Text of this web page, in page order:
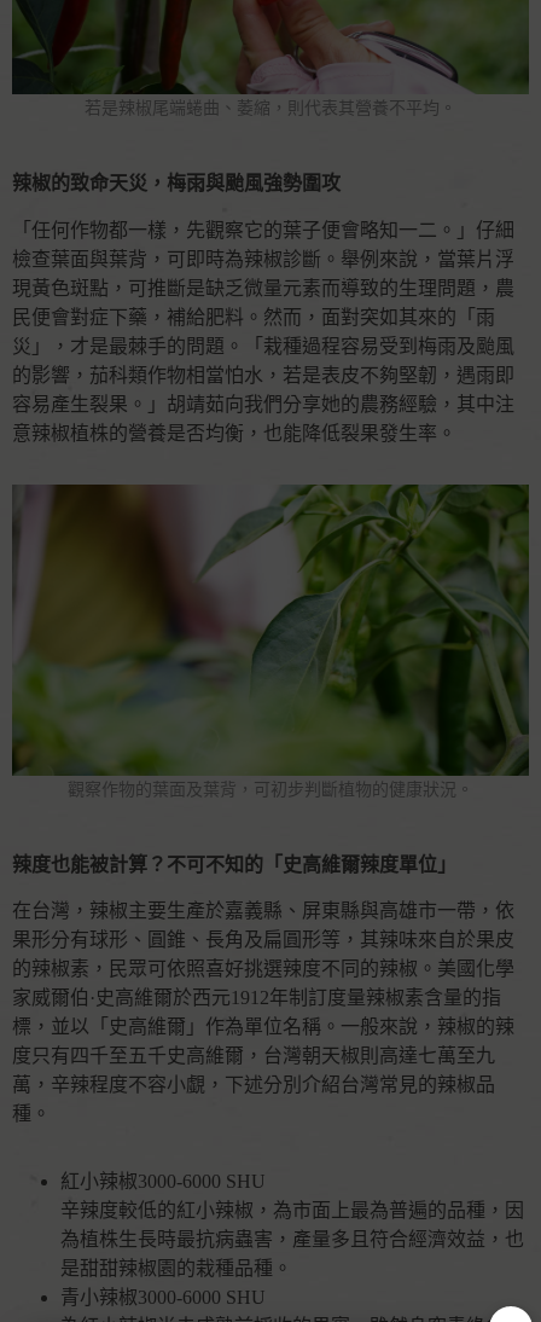
若是辣椒尾端蜷曲、萎縮，則代表其營養不平均。
辣椒的致命天災，梅雨與颱風強勢圍攻
「任何作物都一樣，先觀察它的葉子便會略知一二。」仔細
檢查葉面與葉背，可即時為辣椒診斷。舉例來說，當葉片浮
現黃色斑點，可推斷是缺乏微量元素而導致的生理問題，農
民便會對症下藥，補給肥料。然而，面對突如其來的「雨
災」，才是最棘手的問題。「栽種過程容易受到梅雨及颱風
的影響，茄科類作物相當怕水，若是表皮不夠堅韌，遇雨即
容易產生裂果。」胡靖茹向我們分享她的農務經驗，其中注
意辣椒植株的營養是否均衡，也能降低裂果發生率。
觀察作物的葉面及葉背，可初步判斷植物的健康狀況。
辣度也能被計算？不可不知的「史高維爾辣度單位」
在台灣，辣椒主要生產於嘉義縣、屏東縣與高雄市一帶，依
果形分有球形、圓錐、長角及扁圓形等，其辣味來自於果皮
的辣椒素，民眾可依照喜好挑選辣度不同的辣椒。美國化學
家威爾伯·史高維爾於西元1912年制訂度量辣椒素含量的指
標，並以「史高維爾」作為單位名稱。一般來說，辣椒的辣
度只有四千至五千史高維爾，台灣朝天椒則高達七萬至九
萬，辛辣程度不容小覷，下述分別介紹台灣常見的辣椒品
種。
紅小辣椒3000-6000 SHU
辛辣度較低的紅小辣椒，為市面上最為普遍的品種，因
為植株生長時最抗病蟲害，產量多且符合經濟效益，也
是甜甜辣椒園的栽種品種。
青小辣椒3000-6000 SHU